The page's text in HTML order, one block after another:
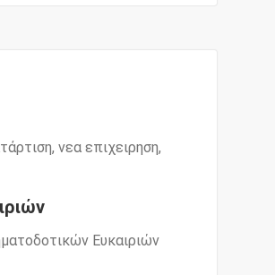
, νεα επιχειρηση,
Ευκαιριών